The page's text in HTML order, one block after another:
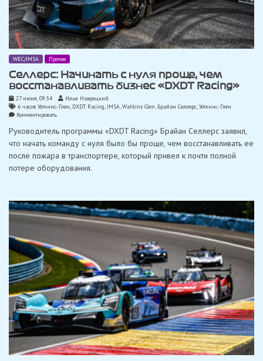
WEC/IMSA Прочее
Селлерс: Начинать с нуля проще, чем
восстанавливать бизнес «DXDT Racing»
27 июня, 09:54
Илья Навроцкий
6 часов Уоткинс-Глен, DXDT Racing, IMSA,Watkins Glen, Брайан Селлерс,Уоткинс-Глен
Комментироватьon
Начинать
нуля
проще,
восстанавливать
Руководитель программы «DXDT Racing» Брайан Селлерс заявил,
что начать команду с нуля было бы проще, чем восстанавливать ее
после пожара в транспортере, который привел к почти полной
потере оборудования.